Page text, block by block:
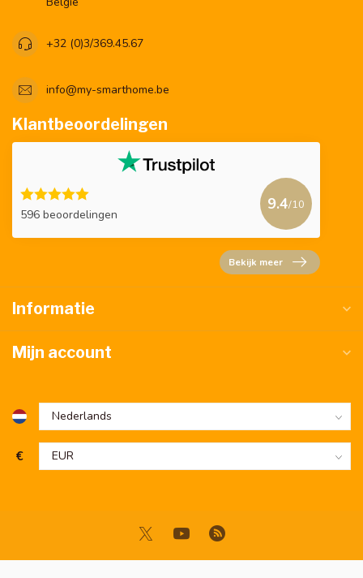
+32 (0)3/369.45.67
info@my-smarthome.be
Klantbeoordelingen
596 beoordelingen
9.4/10
Bekijk meer
Informatie
Mijn account
€